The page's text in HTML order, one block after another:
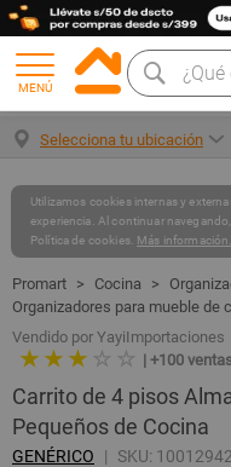
MENÚ
Selecciona tu ubicación
Utilizamos cookies internas y
experiencia. Al continuar
Política de cookies. Más información.
Cocina
Organizadores para mueble de
Vendido por YayiImportaciones
★ ★ ★ ☆ ☆ | +100
Carrito de 4 pisos
Pequeños de Cocina
GENÉRICO SKU: